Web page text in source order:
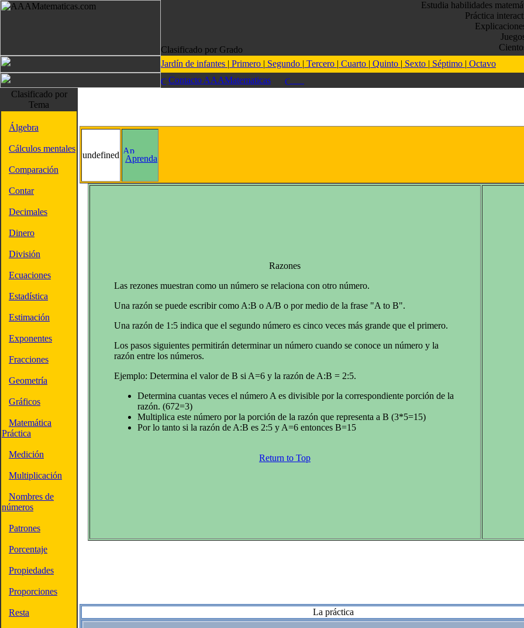
Clasificado por Grado
Estudia habilidades
Práctica
Jardín de infantes | Primero | Segundo | Tercero | Cuarto | Quinto | Sexto | Séptimo | Octavo
Contacto AAAMatematicas
Clasificado por
Tema
Álgebra
Cálculos mentales
Comparación
Contar
Decimales
Dinero
División
Ecuaciones
Estadística
Estimación
Exponentes
Fracciones
Geometría
Gráficos
Matemática
Práctica
Medición
Multiplicación
Nombres de
números
Patrones
Porcentaje
Propiedades
Proporciones
Resta
undefined Aprenda
Razones
Las rezones muestran como un número se relaciona con otro número.
Una razón se puede escribir como A:B o A/B o por medio de la frase "A to B".
Una razón de 1:5 indica que el segundo número es cinco veces más grande que el primero.
Los pasos siguientes permitirán determinar un número cuando se conoce un número y la
razón entre los números.
Ejemplo: Determina el valor de B si A=6 y la razón de A:B = 2:5.
Determina cuantas veces el número A es divisible por la correspondiente porción de la
razón. (672=3)
Multiplica este número por la porción de la razón que representa a B (3*5=15)
Por lo tanto si la razón de A:B es 2:5 y A=6 entonces B=15
Return to Top
La práctica